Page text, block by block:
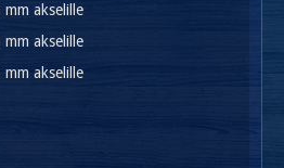
akselille
akselille
akselille